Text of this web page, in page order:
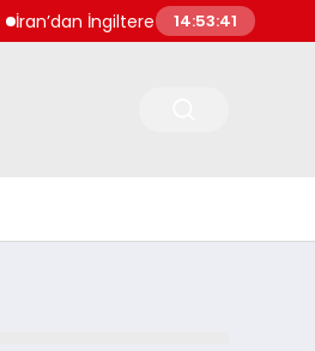
İran’dan İngiltere Ukrayna ve
14:53:41